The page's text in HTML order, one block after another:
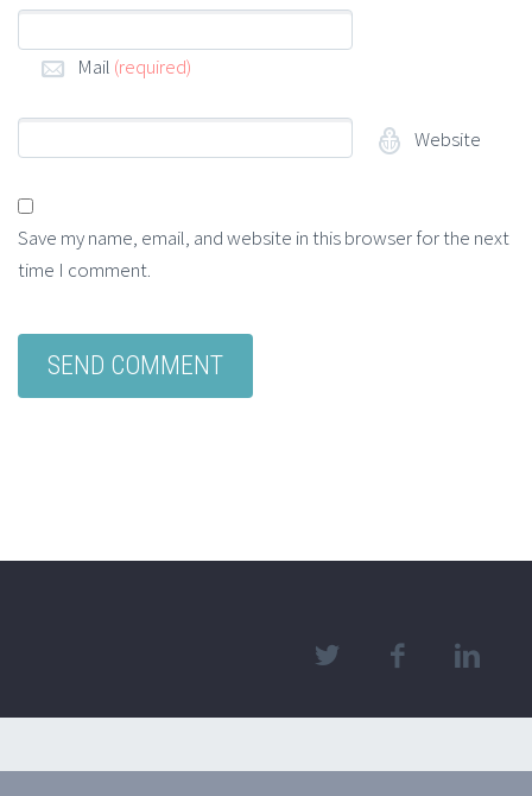
Mail (required)
Website
Save my name, email, and website in this browser for the next
time I comment.